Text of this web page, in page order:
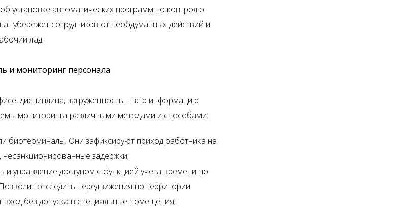
установке автоматических программ по контролю
убережет сотрудников от необдуманных действий и
лад.
и мониторинг персонала
дисциплина, загруженность – всю информацию
мониторинга различными методами и способами:
биотерминалы. Они зафиксируют приход работника на
несанкционированные задержки;
и управление доступом с функцией учета времени по
отследить передвижения по территории
вход без допуска в специальные помещения;